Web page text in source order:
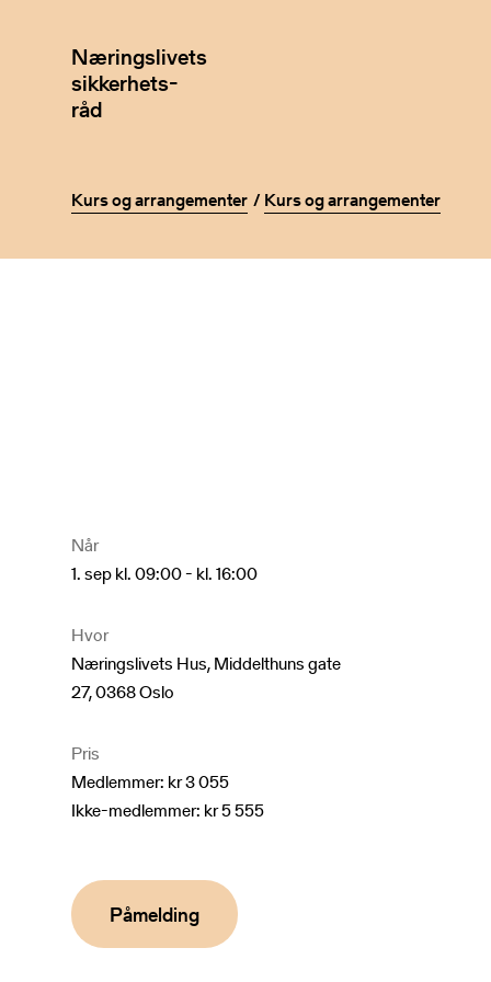
Næringslivets
sikkerhets-
råd
Kurs og arrangementer Kurs og arrangementer
Når
1. sep kl. 09:00 - kl. 16:00
Hvor
Næringslivets Hus, Middelthuns gate
27, 0368 Oslo
Pris
Medlemmer: kr 3 055
Ikke-medlemmer: kr 5 555
Påmelding